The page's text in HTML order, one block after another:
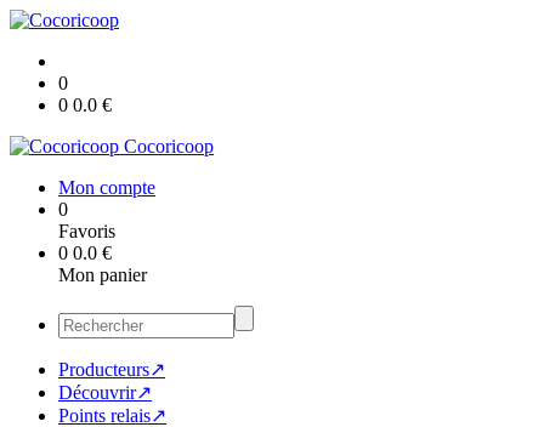
0
0 0.0 €
Cocoricoop
Mon compte
0
Favoris
0 0.0 €
Mon panier
Producteurs↗
Découvrir↗
Points relais↗